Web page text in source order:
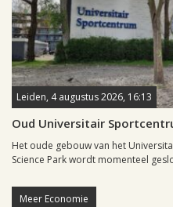
Leiden, 4 augustus 2026, 16:13
Oud Universitair
Het oude gebouw van het
Science Park wordt momenteel
Meer Economie